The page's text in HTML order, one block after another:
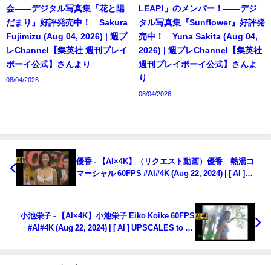
会――デジタル写真集『花と陽
だまり』好評発売中！ Sakura
Fujimizu (Aug 04, 2026) | 週プ
レChannel【集英社 週刊プレイ
ボーイ公式】さんより
08/04/2026
LEAP!」のメンバー！――デジ
タル写真集『Sunflower』好評発
売中！ Yuna Sakita (Aug 04,
2026) | 週プレChannel【集英社
週刊プレイボーイ公式】さんよ
り
08/04/2026
優香 - 【AI×4K】（リクエスト動画）優香 熱湯コ
マーシャル 60FPS #AI#4K (Aug 22, 2024) | [ AI ]
小池栄子 - 【AI×4K】小池栄子 Eiko Koike 60FPS
#AI#4K (Aug 22, 2024) | [ AI ] UPSCALES to 4K